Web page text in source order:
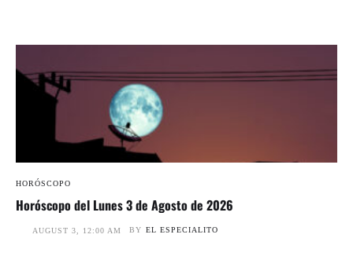
HORÓSCOPO
Horóscopo del Lunes 3 de Agosto de 2026
AUGUST 3, 12:00 AM BY EL ESPECIALITO